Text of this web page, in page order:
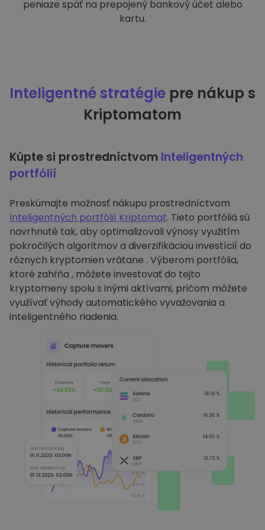
peniaze späť na prepojený bankový účet alebo
kartu.
Inteligentné stratégie pre nákup s
Kriptomatom
Kúpte si prostredníctvom Inteligentných
portfólií
Preskúmajte možnosť nákupu prostredníctvom
Inteligentných portfólií Kriptomat. Tieto portfóliá sú
navrhnuté tak, aby optimalizovali výnosy využitím
pokročilých algoritmov a diverzifikáciou investícií do
rôznych kryptomien vrátane . Výberom portfólia,
ktoré zahŕňa , môžete investovať do tejto
kryptomeny spolu s inými aktívami, pričom môžete
využívať výhody automatického vyvažovania a
inteligentného riadenia.